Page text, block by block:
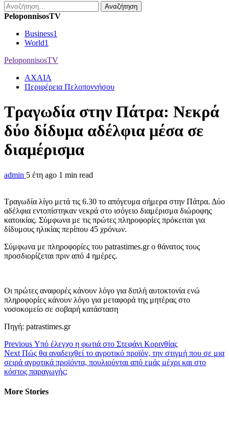
Αναζήτηση
για:
PeloponnisosTV
Business1
World1
PeloponnisosTV
ΑΧΑΙΑ
Περιφέρεια Πελοποννήσου
Τραγωδία στην Πάτρα: Νεκρά
δύο δίδυμα αδέλφια μέσα σε
διαμέρισμα
admin 5 έτη ago 1 min read
Τραγωδία λίγο μετά τις 6.30 το απόγευμα σήμερα στην Πάτρα. Δύο
αδέλφια εντοπίστηκαν νεκρά στο ισόγειο διαμέρισμα διώροφης
κατοικίας. Σύμφωνα με τις πρώτες πληροφορίες πρόκειται για
δίδυμους ηλικίας περίπου 45 χρόνων.
Σύμφωνα με πληροφορίες του patrastimes.gr ο θάνατος τους
προσδιορίζεται πριν από 4 ημέρες.
Οι πρώτες αναφορές κάνουν λόγο για διπλή αυτοκτονία ενώ
πληροφορίες κάνουν λόγο για μεταφορά της μητέρας στο
νοσοκομείο σε σοβαρή κατάσταση
Πηγή: patrastimes.gr
Continue
Reading
Previous Υπό έλεγχο η φωτιά στο Στεφάνι Κορινθίας
Next Πώς θα αναδειχθεί το αγροτικό προϊόν, την στιγμή που σε μια
σειρά αγροτικά προϊόντα, πουλιούνται από εμάς μέχρι και στο
κόστος παραγωγής;
More Stories